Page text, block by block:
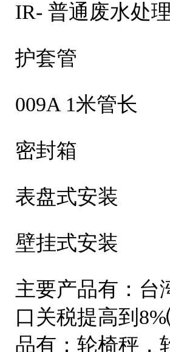
IR- 普通废水处
护套管
009A 1米管长
密封箱
表盘式安装
壁挂式安装
主要产品有：台
口关税提高到
品有：轮椅秤，